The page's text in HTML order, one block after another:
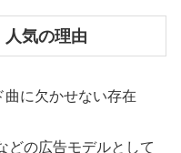
気の理由
曲に欠かせない存在
どの広告モデルとして